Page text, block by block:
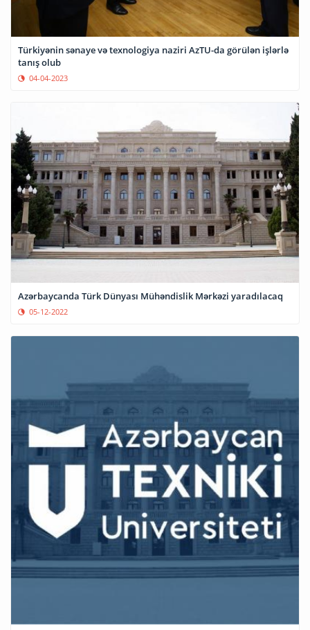
Türkiyənin sənaye və texnologiya naziri AzTU-da görülən işlərlə
tanış olub
04-04-2023
Azərbaycanda Türk Dünyası Mühəndislik Mərkəzi yaradılacaq
05-12-2022